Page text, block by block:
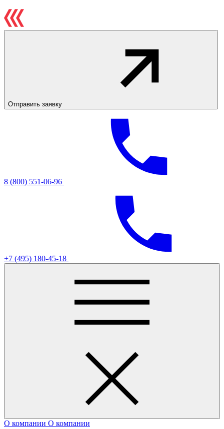
Отправить заявку
8 (800) 551-06-96
+7 (495) 180-45-18
О компании О компании